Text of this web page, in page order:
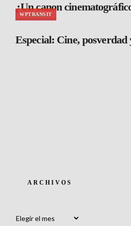
¿Un canon
WPTRANSIT
Especial: Cine,
ARCHIVOS